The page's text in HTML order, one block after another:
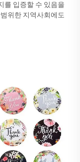
를 입증할 수 있음을
위한 지역사회에도